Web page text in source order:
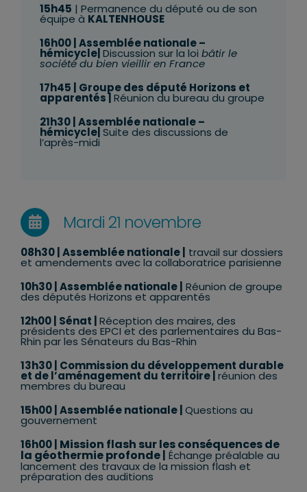
15h45 | Permanence du député ou de son
équipe à KALTENHOUSE
16h00| Assemblée nationale –
hémicycle| Discussion sur la loi bâtir le
société du bien vieillir en France
17h45 | Groupe des député Horizons et
apparentés | Réunion du bureau du groupe
21h30| Assemblée nationale –
hémicycle| Suite des discussions de
l’après-midi
Mardi 21 novembre
08h30 | Assemblée nationale | travail sur dossiers
et amendements avec la collaboratrice parisienne
10h30 | Assemblée nationale | Réunion de groupe
des députés Horizons et apparentés
12h00 Sénat | Réception des maires, des
présidents des EPCI et des parlementaires du Bas-
Rhin par les Sénateurs du Bas-Rhin
13h30 | Commission du développement durable
et de l’aménagement du territoire | réunion des
membres du bureau
15h00 | Assemblée nationale | Questions au
gouvernement
16h00 | Mission flash sur les conséquences de
la géothermie profonde Échange préalable au
lancement des travaux de la mission flash et
préparation des auditions